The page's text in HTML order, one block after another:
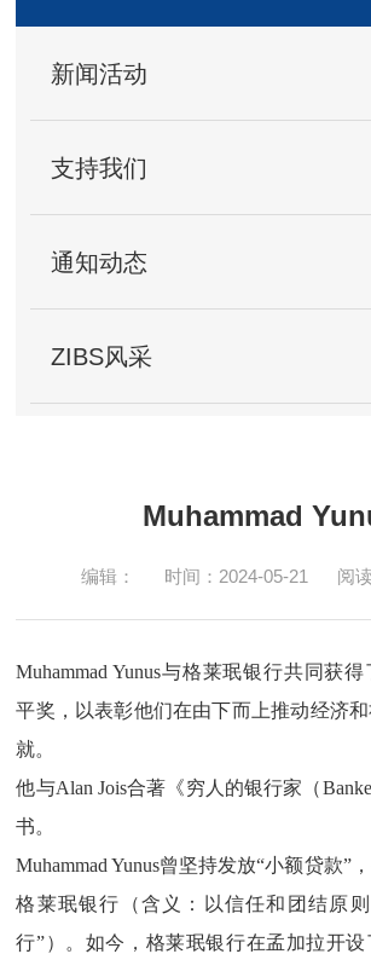
新闻活动
支持我们
通知动态
ZIBS风采
Muhammad
编辑： 时间：2024-05-21 阅
Muhammad Yunus与格莱珉银行共同获
平奖，以表彰他们在由下而上推动经济
就。
他与Alan Jois合著《穷人的银行家（
书。
Muhammad Yunus曾坚持发放“小额贷款”
格莱珉银行（含义：以信任和团结原
行”）。如今，格莱珉银行在孟加拉开设